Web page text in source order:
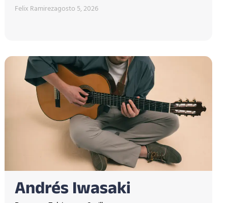
Felix Ramirezagosto 5, 2026
Andrés Iwasaki